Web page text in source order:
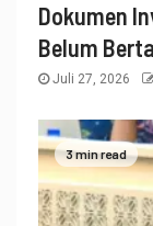
Dokumen
Belum
Juli 27, 2026
3 min read